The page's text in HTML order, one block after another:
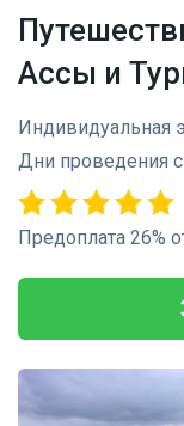
Ассы и
Индивидуальная
Дни проведения
Предоплата 26%